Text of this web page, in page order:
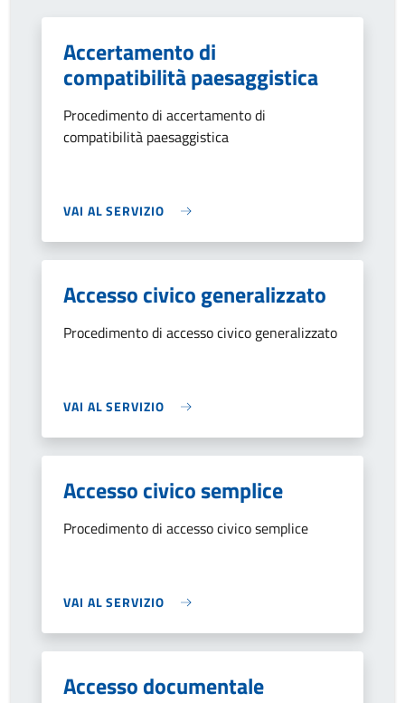
Accertamento di
compatibilità paesaggistica
Procedimento di accertamento di
compatibilità paesaggistica
VAI AL SERVIZIO
Accesso civico generalizzato
Procedimento di accesso civico generalizzato
VAI AL SERVIZIO
Accesso civico semplice
Procedimento di accesso civico semplice
VAI AL SERVIZIO
Accesso documentale